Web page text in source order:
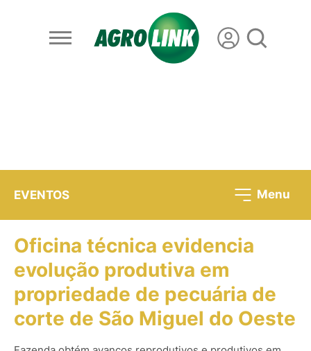
EVENTOS Menu
Oficina técnica evidencia
evolução produtiva em
propriedade de pecuária de
corte de São Miguel do Oeste